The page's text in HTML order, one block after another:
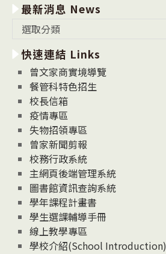
最新消息 News
消
息
News
選取分類
快速連結 Links
曾文家商實境導覽
餐管科特色招生
校長信箱
疫情專區
失物招領專區
曾家新聞剪報
校務行政系統
主網頁後端管理系統
圖書館資訊查詢系統
學年課程計畫書
學生選課輔導手冊
線上教學專區
學校介紹(School Introduction)